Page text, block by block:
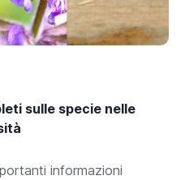
sulle specie nelle
informazioni